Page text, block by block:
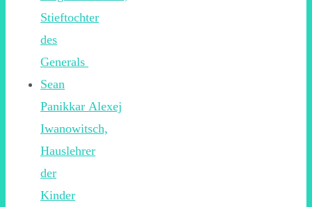
Stieftochter
des
Generals
Sean
Panikkar Alexej
Iwanowitsch,
Hauslehrer
der
Kinder